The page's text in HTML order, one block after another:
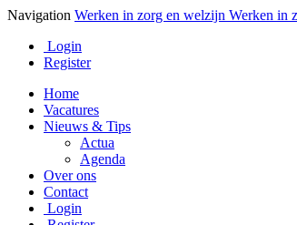
Navigation Werken in zorg en welzijn Werken in
Login
Register
Home
Vacatures
Nieuws & Tips
Actua
Agenda
Over ons
Contact
Login